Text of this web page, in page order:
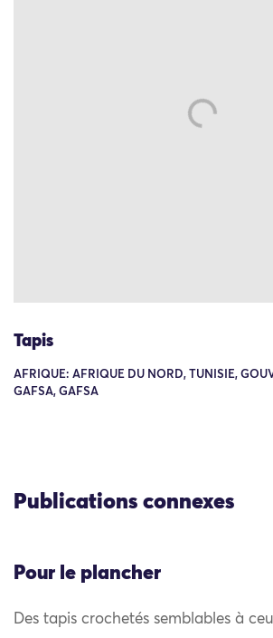
Tapis
AFRIQUE: AFRIQUE DU NORD, TUNISIE,
GAFSA, GAFSA
Publications connexes
Pour le plancher
Des tapis crochetés semblables à